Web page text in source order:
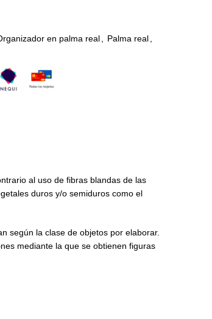
en palma real Palma real
al uso de fibras blandas de las
duros y/o semiduros como el
según la clase de objetos por elaborar.
mediante la que se obtienen figuras